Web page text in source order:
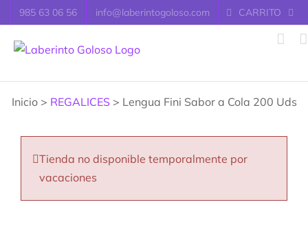
Saltar
al
contenido
985 63 06 56 info@laberintogoloso.com CARRITO
Inicio > REGALICES> Lengua Fini Sabor a Cola 200 Uds
Tienda no disponible temporalmente por
vacaciones